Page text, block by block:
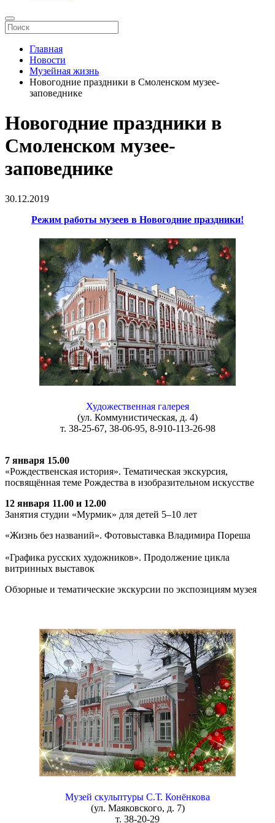
Главная
Новости
Музейная жизнь
Новогодние праздники в Смоленском музее-
заповеднике
Новогодние праздники в
Смоленском музее-
заповеднике
30.12.2019
Режим работы музеев в Новогодние праздники!
Художественная галерея
(ул. Коммунистическая, д. 4)
т. 38-25-67, 38-06-95, 8-910-113-26-98
7 января 15.00
«Рождественская история». Тематическая экскурсия,
посвящённая теме Рождества в изобразительном искусстве
12 января 11.00 и 12.00
Занятия студии «Мурмик» для детей 5–10 лет
«Жизнь без названий». Фотовыставка Владимира Пореша
«Графика русских художников». Продолжение цикла
витринных выставок
Обзорные и тематические экскурсии по экспозициям музея
Музей скульптуры С.Т. Конёнкова
(ул. Маяковского, д. 7)
т. 38-20-29